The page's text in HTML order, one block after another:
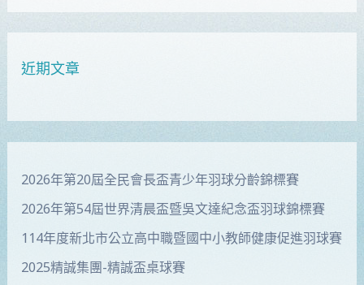
近期文章
2026年第20屆全民會長盃青少年羽球分齡錦標賽
2026年第54屆世界清晨盃暨吳文達紀念盃羽球錦標賽
114年度新北市公立高中職暨國中小教師健康促進羽球賽
2025精誠集團-精誠盃桌球賽